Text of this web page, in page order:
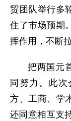
贸团队举行多
住了市场预期
挥作用，不断
把两国元
同努力。此
方、工商、学
还同意相互支